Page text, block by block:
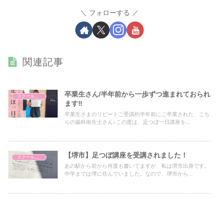
フォローする
関連記事
スクールについて
卒業生さん/半年前から一歩ずつ進まれておられ
ます‼︎
卒業生さまのリピートご受講約半年前にご卒業された、こち
らの歯科衛生士さん↓この度は、足つぼ一日講座を...
スクールについて 【堺市】足つぼ講座を受講されました！
あの駅から前から何度も書いてますが、私は堺市出身です。
中学までは堺に住んでいました。なので、堺市から...